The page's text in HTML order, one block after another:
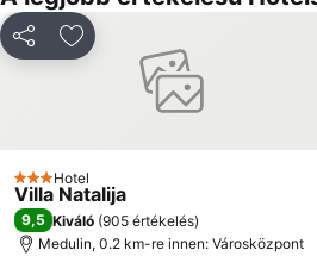
Amarin
MegosztásHozzáadás a kedvencekhez
3 Kategória
Hotel
Villa Natalija
9,5 Kiváló (905 értékelés)
Medulin, 0.2 km-re innen: Városközpont